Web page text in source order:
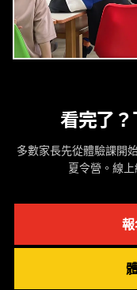
看完了
多數家長先從體驗課開
夏令營。線